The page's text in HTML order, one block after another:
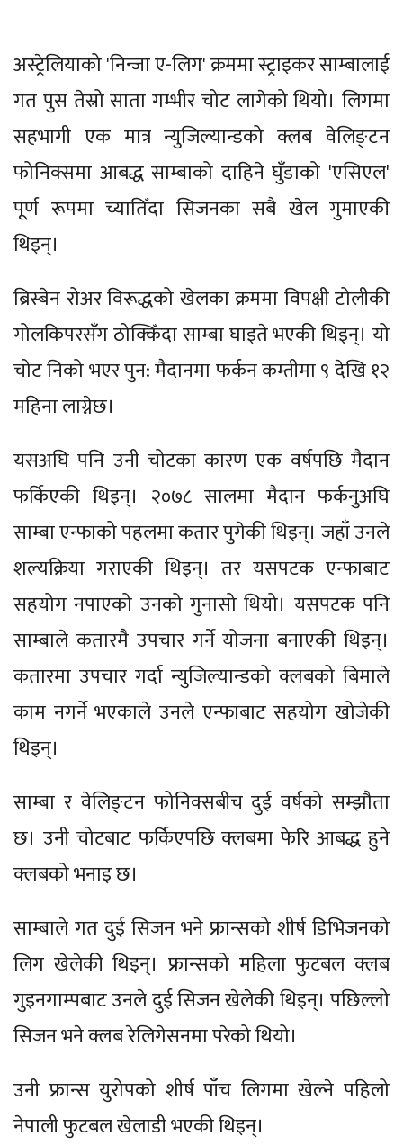
अस्ट्रेलियाको 'निन्जा ए-लिग' क्रममा स्ट्राइकर साम्बालाई
गत पुस तेस्रो साता गम्भीर चोट लागेको थियो। लिगमा
सहभागी एक मात्र न्युजिल्यान्डको क्लब वेलिङ्टन
फोनिक्समा आबद्ध साम्बाको दाहिने घुँडाको 'एसिएल'
पूर्ण रूपमा च्यातिँदा सिजनका सबै खेल गुमाएकी
थिइन्।
ब्रिस्बेन रोअर विरूद्धको खेलका क्रममा विपक्षी टोलीकी
गोलकिपरसँग ठोक्किँदा साम्बा घाइते भएकी थिइन्। यो
चोट निको भएर पुन: मैदानमा फर्कन कम्तीमा ९ देखि १२
महिना लाग्नेछ।
यसअघि पनि उनी चोटका कारण एक वर्षपछि मैदान
फर्किएकी थिइन्। २०७८ सालमा मैदान फर्कनुअघि
साम्बा एन्फाको पहलमा कतार पुगेकी थिइन्। जहाँ उनले
शल्यक्रिया गराएकी थिइन्। तर यसपटक एन्फाबाट
सहयोग नपाएको उनको गुनासो थियो। यसपटक पनि
साम्बाले कतारमै उपचार गर्ने योजना बनाएकी थिइन्।
कतारमा उपचार गर्दा न्युजिल्यान्डको क्लबको बिमाले
काम नगर्ने भएकाले उनले एन्फाबाट सहयोग खोजेकी
थिइन्।
साम्बा र वेलिङ्टन फोनिक्सबीच दुई वर्षको सम्झौता
छ। उनी चोटबाट फर्किएपछि क्लबमा फेरि आबद्ध हुने
क्लबको भनाइ छ।
साम्बाले गत दुई सिजन भने फ्रान्सको शीर्ष डिभिजनको
लिग खेलेकी थिइन्। फ्रान्सको महिला फुटबल क्लब
गुइनगाम्पबाट उनले दुई सिजन खेलेकी थिइन्। पछिल्लो
सिजन भने क्लब रेलिगेसनमा परेको थियो।
उनी फ्रान्स युरोपको शीर्ष पाँच लिगमा खेल्ने पहिलो
नेपाली फुटबल खेलाडी भएकी थिइन्।